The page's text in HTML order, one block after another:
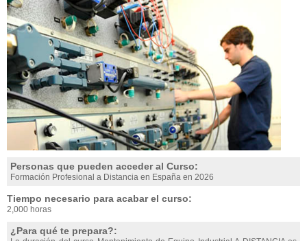
Personas que pueden acceder al Curso:
Formación Profesional a Distancia en España en 2026
Tiempo necesario para acabar el curso:
2,000 horas
¿Para qué te prepara?: